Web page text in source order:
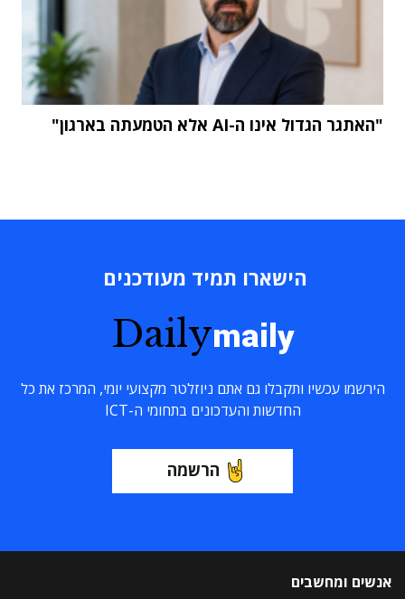
"האתגר הגדול אינו ה-AI אלא הטמעתה בארגון"
הישארו תמיד מעודכנים
Dailymaily
הירשמו עכשיו ותקבלו גם אתם ניוזלטר מקצועי יומי, המרכז את כל
החדשות והעדכונים בתחומי ה-ICT
הרשמה
אנשים ומחשבים